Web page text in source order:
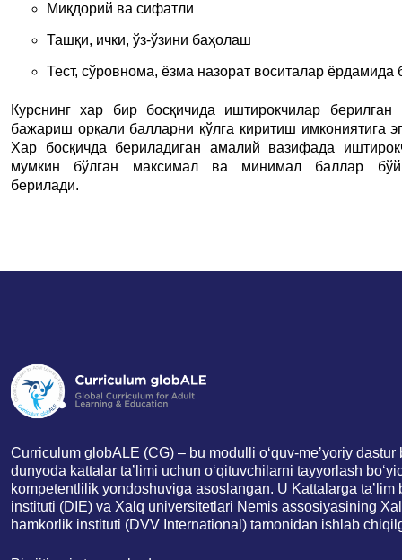
Миқдорий ва сифатли
Ташқи, ички, ўз-ўзини баҳолаш
Тест, сўровнома, ёзма назорат воситалар ёрдамида
Курснинг хар бир босқичида иштирокчилар берилган
бажариш орқали балларни қўлга киритиш имкониятига
Хар босқичда бериладиган амалий вазифада
мумкин бўлган максимал ва минимал баллар
берилади.
Curriculum globALE (CG) – bu modulli o‘quv-meʼyoriy dastur
dunyoda kattalar taʼlimi uchun o‘qituvchilarni tayyorlash
kompetentlilik yondoshuviga asoslangan. U Kattalarga taʼlim
instituti (DIE) va Xalq universitetlari Nemis assosiyasining
hamkorlik instituti (DVV International) tamonidan ishlab